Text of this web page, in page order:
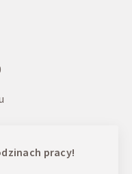
pracy!